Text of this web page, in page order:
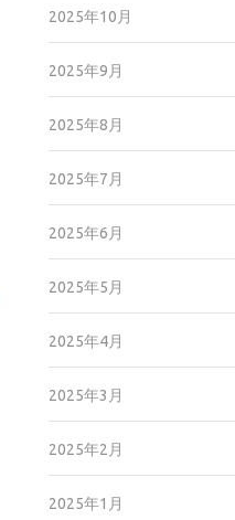
2025年10月
2025年9月
2025年8月
2025年7月
2025年6月
2025年5月
2025年4月
2025年3月
2025年2月
2025年1月